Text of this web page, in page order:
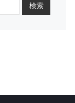
検索